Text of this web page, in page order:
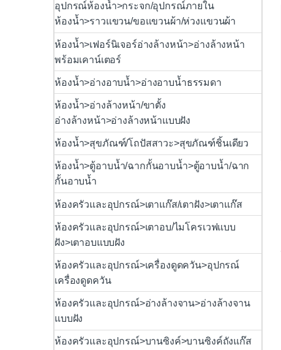
อุปกรณ์ห้องน้ำ>กระจก/อุปกรณ์ภายใน
ห้องน้ำ>ราวแขวน/ขอแขวนผ้า/ห่วงแขวนผ้า
ห้องน้ำ>เฟอร์นิเจอร์อ่างล้างหน้า>อ่างล้างหน้า
พร้อมเคาน์เตอร์
ห้องน้ำ>อ่างอาบน้ำ>อ่างอาบน้ำธรรมดา
ห้องน้ำ>อ่างล้างหน้า/ขาตั้ง
อ่างล้างหน้า>อ่างล้างหน้าแบบฝัง
ห้องน้ำ>สุขภัณฑ์/โถปัสสาวะ>สุขภัณฑ์ชิ้นเดียว
ห้องน้ำ>ตู้อาบน้ำ/ฉากกั้นอาบน้ำ>ตู้อาบน้ำ/ฉาก
กั้นอาบน้ำ
ห้องครัวและอุปกรณ์>เตาแก๊ส/เตาฝัง>เตาแก๊ส
ห้องครัวและอุปกรณ์>เตาอบ/ไมโครเวฟแบบ
ฝัง>เตาอบแบบฝัง
ห้องครัวและอุปกรณ์>เครื่องดูดควัน>อุปกรณ์
เครื่องดูดควัน
ห้องครัวและอุปกรณ์>อ่างล้างจาน>อ่างล้างจาน
แบบฝัง
ห้องครัวและอุปกรณ์>บานซิงค์>บานซิงค์ถังแก๊ส